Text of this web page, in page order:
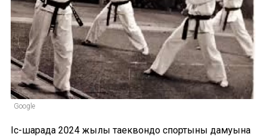
Google
Іс-шарада 2024 жылы таеквондо спортының дамуына